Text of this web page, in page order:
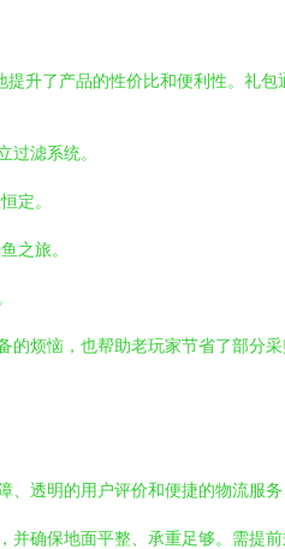
升了产品的性价比和便利性。礼
过滤系统。
定。
之旅。
烦恼，也帮助老玩家节省了部分采
、透明的用户评价和便捷的物流服
并确保地面平整、承重足够。需提前